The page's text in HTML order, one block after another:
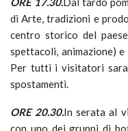
di Arte, tradizioni e
centro storico del
spettacoli, animazione)
Per tutti i visitatori
spostamenti.
ORE 20.30.In serata al
con uno dei gruppi di